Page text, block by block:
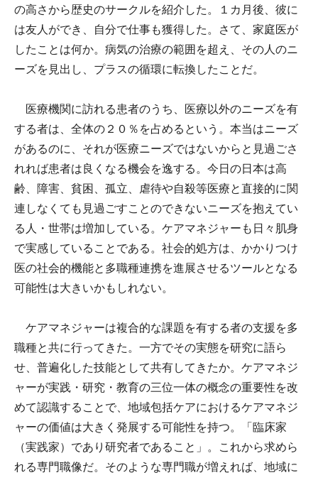
の高さから歴史のサークルを紹介した。１カ月後、彼に
は友人ができ、自分で仕事も獲得した。さて、家庭医が
したことは何か。病気の治療の範囲を超え、その人のニ
ーズを見出し、プラスの循環に転換したことだ。
医療機関に訪れる患者のうち、医療以外のニーズを有
する者は、全体の２０％を占めるという。本当はニーズ
があるのに、それが医療ニーズではないからと見過ごさ
れれば患者は良くなる機会を逸する。今日の日本は高
齢、障害、貧困、孤立、虐待や自殺等医療と直接的に関
連しなくても見過ごすことのできないニーズを抱えてい
る人・世帯は増加している。ケアマネジャーも日々肌身
で実感していることである。社会的処方は、かかりつけ
医の社会的機能と多職種連携を進展させるツールとなる
可能性は大きいかもしれない。
ケアマネジャーは複合的な課題を有する者の支援を多
職種と共に行ってきた。一方でその実態を研究に語ら
せ、普遍化した技能として共有してきたか。ケアマネジ
ャーが実践・研究・教育の三位一体の概念の重要性を改
めて認識することで、地域包括ケアにおけるケアマネジ
ャーの価値は大きく発展する可能性を持つ。「臨床家
（実践家）であり研究者であること」。これから求めら
れる専門職像だ。そのような専門職が増えれば、地域に